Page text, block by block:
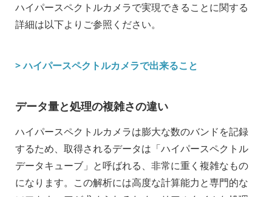
ハイパースペクトルカメラで実現できることに関する
詳細は以下よりご参照ください。
> ハイパースペクトルカメラで出来ること
データ量と処理の複雑さの違い
ハイパースペクトルカメラは膨大な数のバンドを記録
するため、取得されるデータは「ハイパースペクトル
データキューブ」と呼ばれる、非常に重く複雑なもの
になります。この解析には高度な計算能力と専門的な